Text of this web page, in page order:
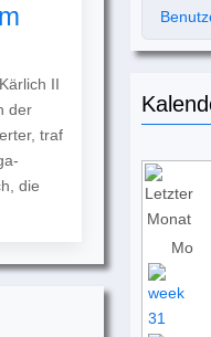
II
der
traf
die
Mo